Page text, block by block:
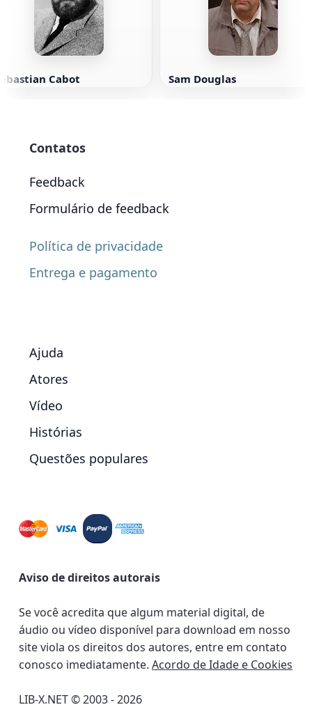
Cabot Sam Douglas
Contatos
Feedback
Formulário de feedback
Política de privacidade
Entrega e pagamento
Ajuda
Atores
Vídeo
Histórias
Questões populares
Aviso de direitos autorais
Se você acredita que algum material digital, de
áudio ou vídeo disponível para download em nosso
site viola os direitos dos autores, entre em contato
conosco imediatamente. Acordo de Idade e Cookies
LIB-X.NET © 2003 - 2026